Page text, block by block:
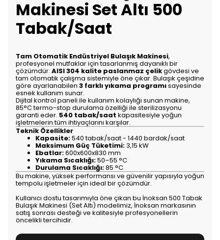
Makinesi Set Altı 500
Tabak/Saat
Tam Otomatik Endüstriyel Bulaşık Makinesi,
profesyonel mutfaklar için tasarlanmış dayanıklı bir
çözümdür. AISI 304 kalite paslanmaz çelikgövdesi ve
tam otomatik çalışma sistemiyle öne çıkar. Bulaşık çeşidine
göre ayarlanabilen 3 farklı yıkama programısayesinde
esnek kullanım sunar.
Dijital kontrol paneli ile kullanım kolaylığı sunan makine,
85°C termo-stop durulama özelliği ile sterilizasyonu
garanti eder. 540 tabak/saat kapasitesiyle yoğun
işletmelerin tüm ihtiyaçlarını karşılar.
Teknik Özellikler
Kapasite:540 tabak/saat - 1440 bardak/saat
Maksimum Güç Tüketimi:3,15 kW
Ebatlar:600x600x830 mm
Yıkama Sıcaklığı:50–55 °C
Durulama Sıcaklığı:85 °C
Bu makine, yüksek performansı ve güvenilir yapısıyla yoğun
tempolu işletmeler için ideal bir çözümdür.
Kullanıcı dostu tasarımıyla öne çıkan bu İnoksan 500 Tabak
Bulaşık Makinesi (Set Altı) modelimiz, İnoksan markasının
satış sonrası desteği ve kalitesiyle profesyonellerin
öncelikli tercihidir.